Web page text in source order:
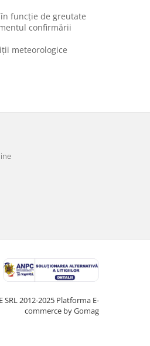
funcție de greutate
confirmării
meteorologice
2012-2025 Platforma E-
commerce by Gomag